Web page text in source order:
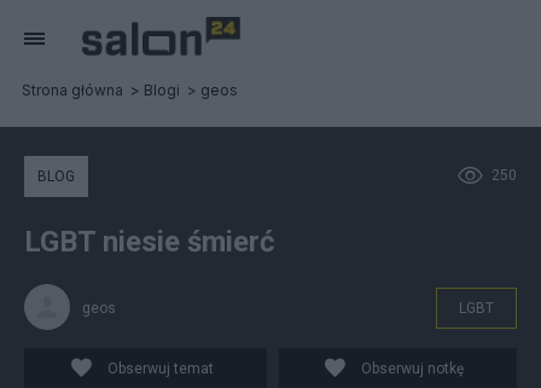
Strona główna Blogi geos
250
BLOG
LGBT niesie śmierć
geos LGBT
Obserwuj temat Obserwuj notkę